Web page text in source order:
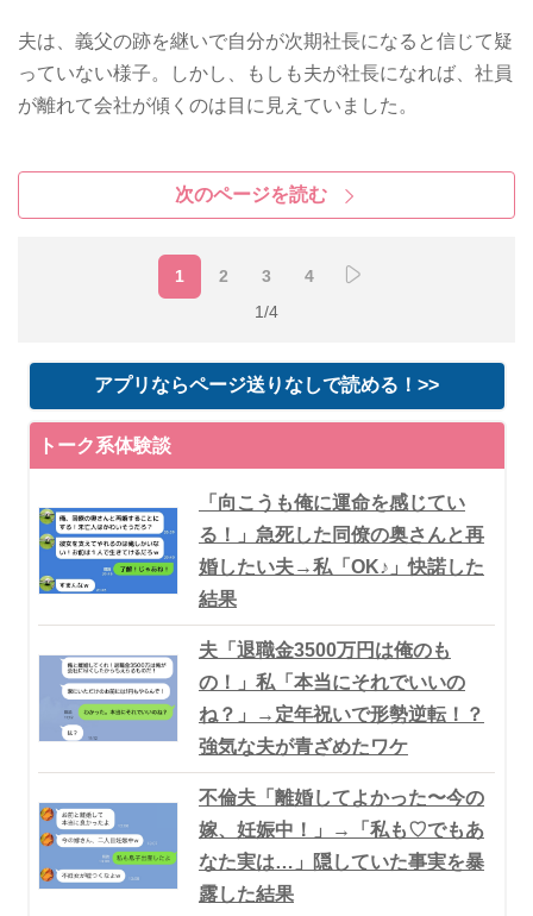
夫は、義父の跡を継いで自分が次期社長になると信じて疑
っていない様子。しかし、もしも夫が社長になれば、社員
が離れて会社が傾くのは目に見えていました。
次のページを読む
1 2 3
4
1/4
アプリならページ送りなしで読める！>>
トーク系体験談
「向こうも俺に運命を感じてい
る！」急死した同僚の奥さんと再
婚したい夫→私「OK♪」快諾した
結果
夫「退職金3500万円は俺のも
の！」私「本当にそれでいいの
ね？」→定年祝いで形勢逆転！？
強気な夫が青ざめたワケ
不倫夫「離婚してよかった〜今の
嫁、妊娠中！」→「私も♡でもあ
なた実は…」隠していた事実を暴
露した結果